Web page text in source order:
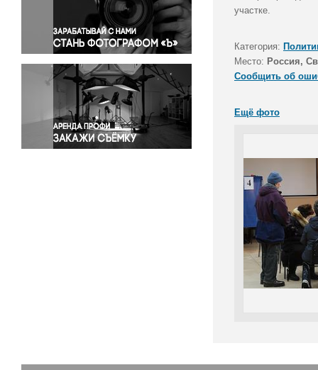
Правосудие
Происшествия и конфликты
Религия
Светская жизнь
Спорт
Экология
Экономика и бизнес
участке.
Категория:
Место: Россия,
Сообщить об
Ещё фото